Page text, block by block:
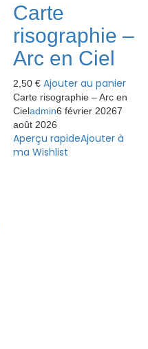
Carte
risographie –
Arc en Ciel
2,50 € Ajouter au panier
Carte risographie – Arc en
Cieladmin6 février 20267
août 2026
Aperçu rapideAjouter à
ma Wishlist